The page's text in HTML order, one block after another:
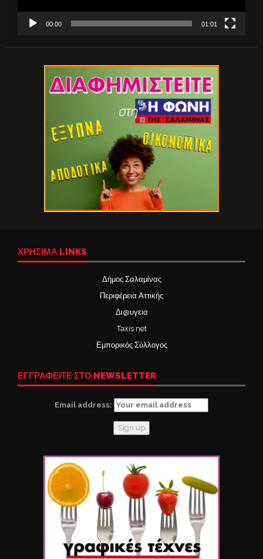
00:00 01:01
ΧΡΉΣΙΜΑ LINKS
Δήμος Σαλαμίνας
Περιφέρεια Αττικής
Δι@υγεια
Taxis net
Εμπορικός Σύλλογος
ΕΓΓΡΑΦΕΙΤΕ ΣΤΟ NEWSLETTER
Email address: